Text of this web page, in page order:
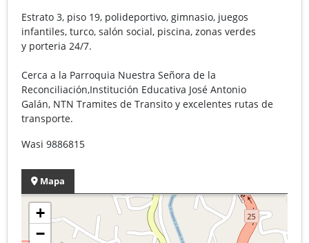
Estrato 3, piso 19, polideportivo, gimnasio, juegos
infantiles, turco, salón social, piscina, zonas verdes
y porteria 24/7.
Cerca a la Parroquia Nuestra Señora de la
Reconciliación,Institución Educativa José Antonio
Galán, NTN Tramites de Transito y excelentes rutas de
transporte.
Wasi 9886815
Mapa
+
−